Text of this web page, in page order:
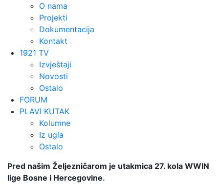
O nama
Projekti
Dokumentacija
Kontakt
1921 TV
Izvještaji
Novosti
Ostalo
FORUM
PLAVI KUTAK
Kolumne
Iz ugla
Ostalo
Pred našim Željezničarom je utakmica 27. kola WWIN
lige Bosne i Hercegovine.